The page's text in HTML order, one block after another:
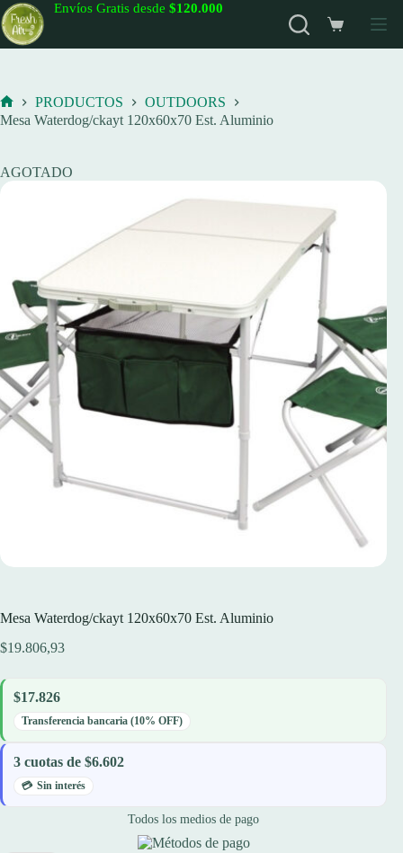
Saltar
al
contenido
Envíos Gratis desde $120.000
Carro
de
Inicio
PRODUCTOS
OUTDOORS
Mesa Waterdog/ckayt 120x60x70 Est. Aluminio
AGOTADO
Mesa Waterdog/ckayt 120x60x70 Est. Aluminio
$19.806,93
$17.826
Transferencia bancaria (10% OFF)
3 cuotas de $6.602
Sin interés
Todos los medios de pago